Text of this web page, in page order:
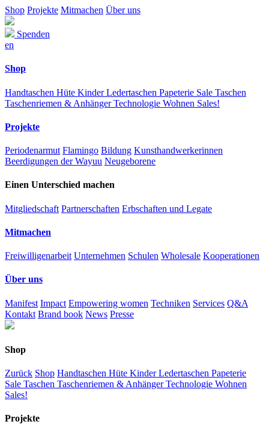
Shop Projekte Mitmachen Über uns
Spenden
en
Shop
Handtaschen Hüte KinderLedertaschen Papeterie Sale Taschen
Taschenriemen & AnhängerTechnologie Wohnen Sales!
Projekte
Periodenarmut Flamingo Bildung Kunsthandwerkerinnen
Beerdigungen der Wayuu Neugeborene
Einen Unterschied machen
Mitgliedschaft Partnerschaften Erbschaften und Legate
Mitmachen
Freiwilligenarbeit Unternehmen Schulen Wholesale Kooperationen
Über uns
Manifest Impact Empowering women Techniken Services Q&A
Kontakt Brand book News Presse
Shop
Zurück Shop Handtaschen Hüte KinderLedertaschen Papeterie
Sale Taschen Taschenriemen & AnhängerTechnologie Wohnen
Sales!
Projekte